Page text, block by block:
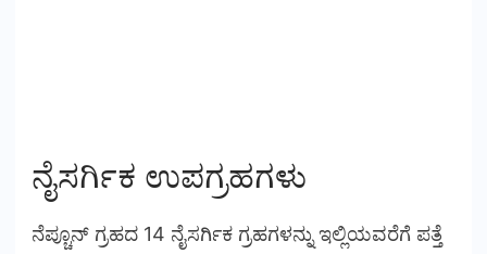
ನೈಸರ್ಗಿಕ ಉಪಗ್ರಹಗಳು
ನೆಪ್ಚೂನ್ ಗ್ರಹದ 14 ನೈಸರ್ಗಿಕ ಗ್ರಹಗಳನ್ನು ಇಲ್ಲಿಯವರೆಗೆ ಪತ್ತೆ